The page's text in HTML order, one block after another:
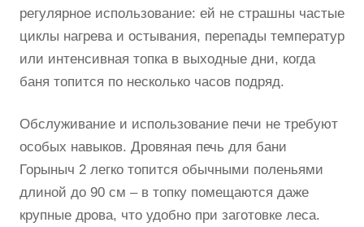
регулярное использование: ей не страшны частые
циклы нагрева и остывания, перепады температур
или интенсивная топка в выходные дни, когда
баня топится по несколько часов подряд.
Обслуживание и использование печи не требуют
особых навыков. Дровяная печь для бани
Горыныч 2 легко топится обычными поленьями
длиной до 90 см – в топку помещаются даже
крупные дрова, что удобно при заготовке леса.